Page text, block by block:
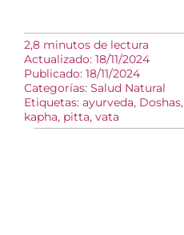
2,8 minutos de lectura
Actualizado: 18/11/2024
Publicado: 18/11/2024
Categorías: Salud Natural
Etiquetas: ayurveda, Doshas,
kapha, pitta, vata